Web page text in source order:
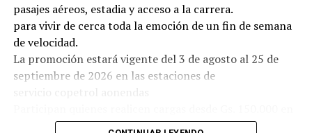
limitantes, fortalecer la inteligencia emocional y liderar
procesos de cambio desde una mirada más auténtica,
consciente y alineada con los desafíos del mundo actual.
02 Con el regreso de Mentes Expertas, Paraguay vuelve
a posicionarse como escenario de encuentros
de la mano de dos de las voces más influyentes del
pasajes aéreos, estadia y acceso a la carrera.
para vivir de cerca toda la emoción de un fin de semana
de velocidad.
La promoción estará vigente del 3 de agosto al 25 de
septiembre de 2026 en las estaciones de
Suprema o Diésel Elite y adquieran lubricantes